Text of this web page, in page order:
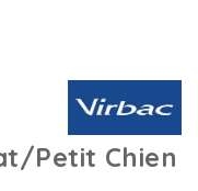
Petit Chien